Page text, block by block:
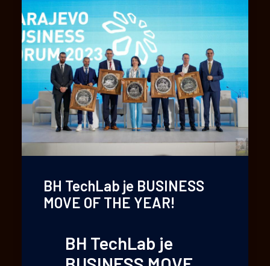
BH TechLab je BUSINESS
MOVE OF THE YEAR!
BH TechLab je